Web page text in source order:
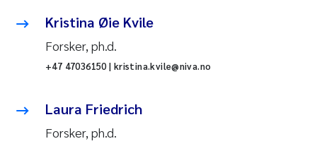
Kristina Øie Kvile
Forsker, ph.d.
+47 47036150 | kristina.kvile@niva.no
Laura Friedrich
Forsker, ph.d.